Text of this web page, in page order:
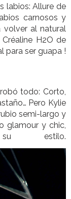
labios: Allure de
carnosos y
H2O de
para ser guapa !
todo: Corto,
Kylie
semi-largo y
glamour y chic,